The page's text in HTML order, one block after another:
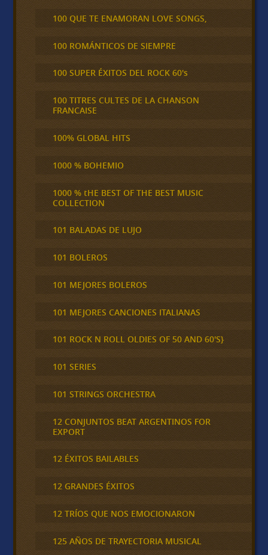
100 QUE TE ENAMORAN LOVE SONGS,
100 ROMÁNTICOS DE SIEMPRE
100 SUPER ÉXITOS DEL ROCK 60's
100 TITRES CULTES DE LA CHANSON
FRANCAISE
100% GLOBAL HITS
1000 % BOHEMIO
1000 % tHE BEST OF THE BEST MUSIC
COLLECTION
101 BALADAS DE LUJO
101 BOLEROS
101 MEJORES BOLEROS
101 MEJORES CANCIONES ITALIANAS
101 ROCK N ROLL OLDIES OF 50 AND 60'S}
101 SERIES
101 STRINGS ORCHESTRA
12 CONJUNTOS BEAT ARGENTINOS FOR
EXPORT
12 ÉXITOS BAILABLES
12 GRANDES ÉXITOS
12 TRÍOS QUE NOS EMOCIONARON
125 AÑOS DE TRAYECTORIA MUSICAL